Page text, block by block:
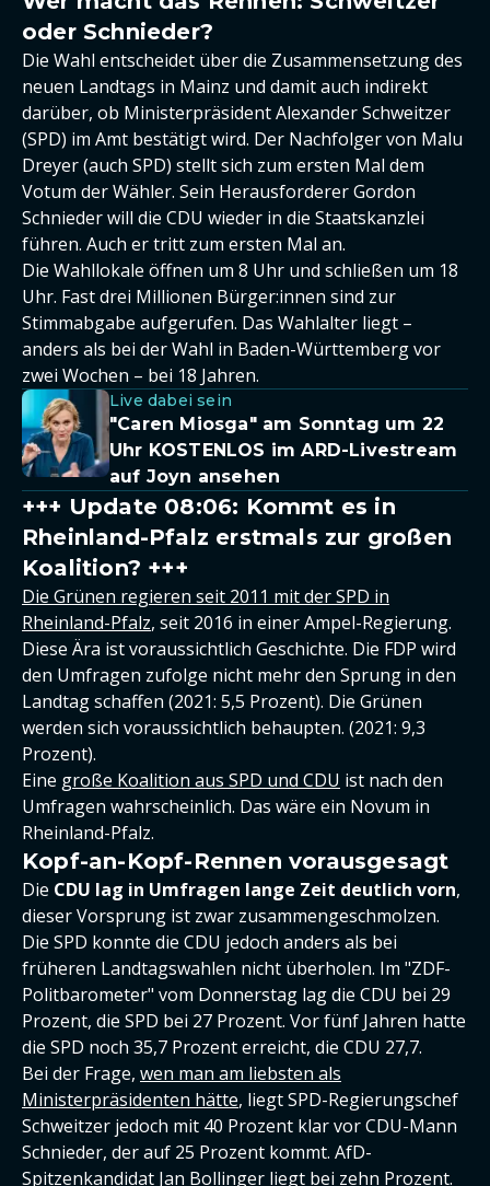
oder Schnieder?
Die Wahl entscheidet über die Zusammensetzung des
neuen Landtags in Mainz und damit auch indirekt
darüber, ob Ministerpräsident Alexander Schweitzer
(SPD) im Amt bestätigt wird. Der Nachfolger von Malu
Dreyer (auch SPD) stellt sich zum ersten Mal dem
Votum der Wähler. Sein Herausforderer Gordon
Schnieder will die CDU wieder in die Staatskanzlei
führen. Auch er tritt zum ersten Mal an.
Die Wahllokale öffnen um 8 Uhr und schließen um 18
Uhr. Fast drei Millionen Bürger:innen sind zur
Stimmabgabe aufgerufen. Das Wahlalter liegt –
anders als bei der Wahl in Baden-Württemberg vor
zwei Wochen – bei 18 Jahren.
Live dabei sein
"Caren Miosga" am Sonntag um 22
Uhr KOSTENLOS im ARD-Livestream
auf Joyn ansehen
+++ Update 08:06: Kommt es in
Rheinland-Pfalz erstmals zur großen
Koalition? +++
Die Grünen regieren seit 2011 mit der SPD in
Rheinland-Pfalz, seit 2016 in einer Ampel-Regierung.
Diese Ära ist voraussichtlich Geschichte. Die FDP wird
den Umfragen zufolge nicht mehr den Sprung in den
Landtag schaffen (2021: 5,5 Prozent). Die Grünen
werden sich voraussichtlich behaupten. (2021: 9,3
Prozent).
Eine große Koalition aus SPD und CDU ist nach den
Umfragen wahrscheinlich. Das wäre ein Novum in
Rheinland-Pfalz.
Kopf-an-Kopf-Rennen vorausgesagt
Die CDU lag in Umfragen lange Zeit deutlich vorn,
dieser Vorsprung ist zwar zusammengeschmolzen.
Die SPD konnte die CDU jedoch anders als bei
früheren Landtagswahlen nicht überholen. Im "ZDF-
Politbarometer" vom Donnerstag lag die CDU bei 29
Prozent, die SPD bei 27 Prozent. Vor fünf Jahren hatte
die SPD noch 35,7 Prozent erreicht, die CDU 27,7.
Bei der Frage, wen man am liebsten als
Ministerpräsidenten hätte, liegt SPD-Regierungschef
Schweitzer jedoch mit 40 Prozent klar vor CDU-Mann
Schnieder, der auf 25 Prozent kommt. AfD-
Spitzenkandidat Jan Bollinger liegt bei zehn Prozent.